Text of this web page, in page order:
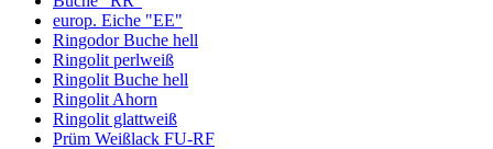
europ. Eiche "EE"
Ringodor Buche hell
Ringolit perlweiß
Ringolit Buche hell
Ringolit Ahorn
Ringolit glattweiß
Prüm Weißlack FU-RF